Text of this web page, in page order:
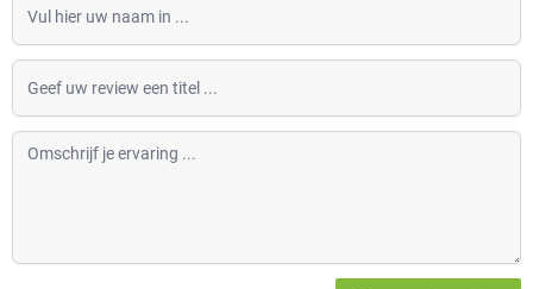
Geef uw review een titel
Omschrijf je ervaring